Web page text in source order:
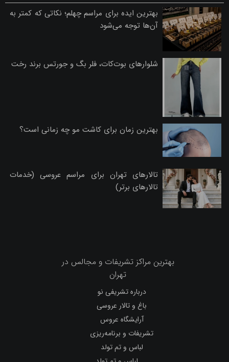
بهترین ایده برای مراسم چهلم؛ نکاتی که کمتر به
آن‌ها توجه می‌شود
شلوارهای بوت‌کات، فلر بگ و جورتس برند رخت
بهترین زمان برای کاشت مو چه زمانی است؟
تالارهای تهران برای مراسم عروسی (خدمات
تالارهای برتر)
بهترین مراکز تشریفات و مجالس در
تهران
درباره تشریفی نو
باغ و تالار عروسی
آرایشگاه عروس
تشریفات و برنامه‌ریزی
لباس و تم تولد